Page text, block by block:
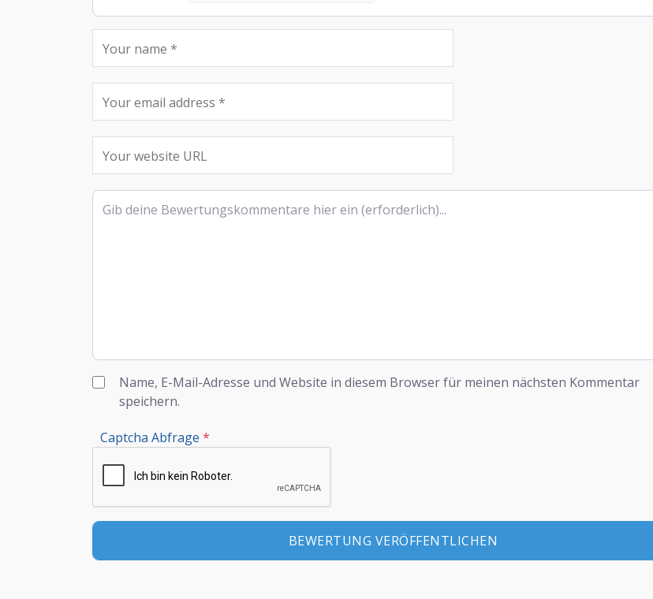
Rezensionstext
Name, E-Mail-Adresse und Website in diesem Browser für meinen nächsten Kommentar
speichern.
Captcha Abfrage *